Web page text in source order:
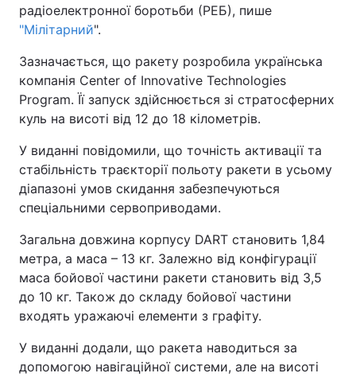
радіоелектронної боротьби (РЕБ), пише
"Мілітарний".
Зазначається, що ракету розробила українська
компанія Center of Innovative Technologies
Program. Її запуск здійснюється зі стратосферних
куль на висоті від 12 до 18 кілометрів.
У виданні повідомили, що точність активації та
стабільність траєкторії польоту ракети в усьому
діапазоні умов скидання забезпечуються
спеціальними сервоприводами.
Загальна довжина корпусу DART становить 1,84
метра, а маса – 13 кг. Залежно від конфігурації
маса бойової частини ракети становить від 3,5
до 10 кг. Також до складу бойової частини
входять уражаючі елементи з графіту.
У виданні додали, що ракета наводиться за
допомогою навігаційної системи, але на висоті